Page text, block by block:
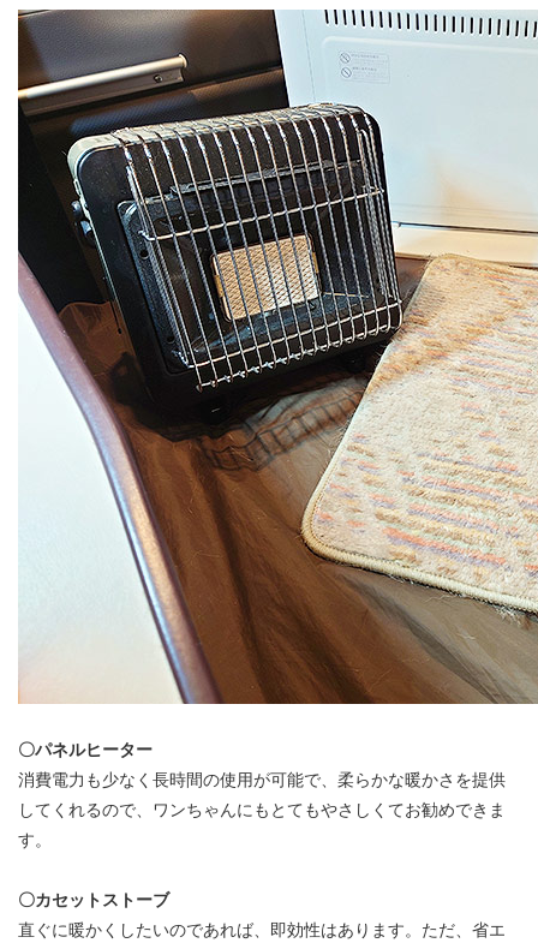
〇パネルヒーター
消費電力も少なく長時間の使用が可能で、柔らかな暖かさを提供
してくれるので、ワンちゃんにもとてもやさしくてお勧めできま
す。
〇カセットストーブ
直ぐに暖かくしたいのであれば、即効性はあります。ただ、省エ